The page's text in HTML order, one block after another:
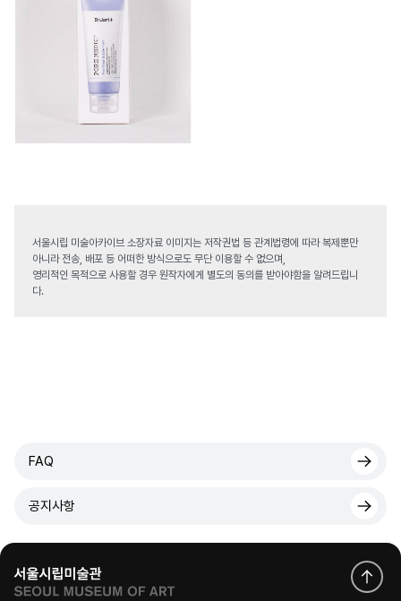
서울시립 미술아카이브 소장자료 이미지는 저작권법 등 관계법령에 따라 복제뿐만
아니라 전송, 배포 등 어떠한 방식으로도 무단 이용할 수 없으며,
영리적인 목적으로 사용할 경우 원작자에게 별도의 동의를 받아야함을 알려드립니
다.
FAQ
공지사항